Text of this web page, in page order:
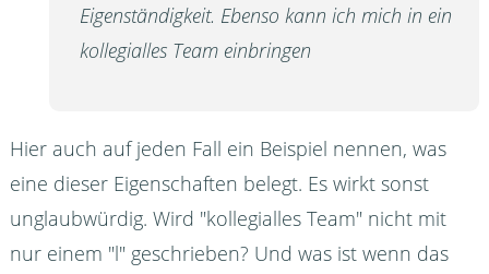
Eigenständigkeit. Ebenso kann ich mich in ein
kollegialles Team einbringen
Hier auch auf jeden Fall ein Beispiel nennen, was
eine dieser Eigenschaften belegt. Es wirkt sonst
unglaubwürdig. Wird "kollegialles Team" nicht mit
nur einem "l" geschrieben? Und was ist wenn das